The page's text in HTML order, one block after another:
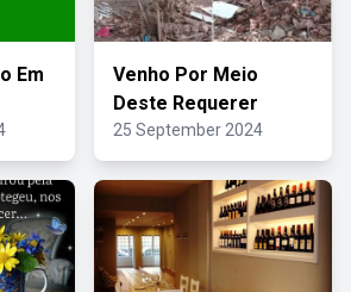
Em
Venho Por Meio
Deste Requerer
25 September 2024